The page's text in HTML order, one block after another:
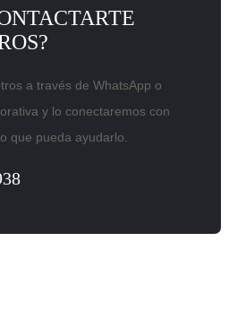
a través de WhatsApp o
y lo conectaremos con
que pueda ayudarlo.